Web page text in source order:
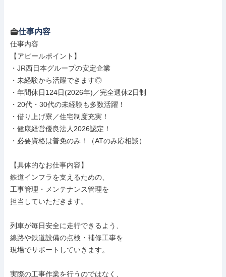
仕事内容
仕事内容
【アピールポイント】
・JR西日本グループの安定企業
・未経験から活躍できます◎
・年間休日124日(2026年)／完全週休2日制
・20代・30代の未経験も多数活躍！
・借り上げ寮／住宅制度充実！
・健康経営優良法人2026認定！
・必要資格は普免のみ！（ATのみ応相談）
【具体的なお仕事内容】
鉄道インフラを支えるための、
工事管理・メンテナンス管理を
担当していただきます。
列車が毎日安全に走行できるよう、
線路や鉄道設備の点検・補修工事を
現場でサポートしていきます。
実際の工事作業を行うのではなく、